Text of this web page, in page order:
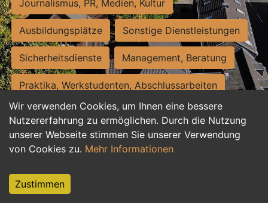
Wir verwenden Cookies, um Ihnen eine bessere
Nutzererfahrung zu ermöglichen. Durch die Nutzung
unserer Webseite stimmen Sie unserer Verwendung
von Cookies zu. Mehr Informationen
Zustimmen
Journalismus, PR, Medien, Kultur
Ausbildungsplätze Sonstige Dienstleistungen
Sicherheitsdienste Management, Beratung
Praktika, Werkstudenten, Abschlussarbeiten
Personalwesen Assistenz, Sekretariat
Hilfskräfte, Aushilfs- und Nebenjobs
Weiterbildung, Studium, duale Ausbildung